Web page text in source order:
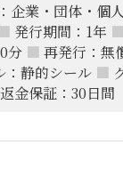
企業・団体・個
発行期間：1年 ■
分 ■ 再発行：無
：静的シール ■
返金保証：30日間